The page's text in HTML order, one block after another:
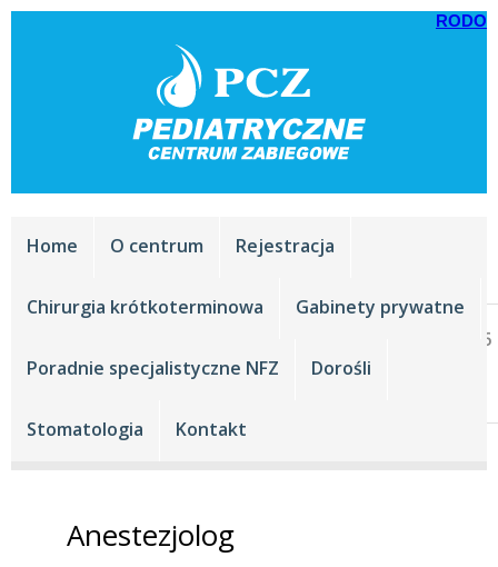
+48 33 816
44 45
Stomatologia:
RODO
Home O centrum Rejestracja
Chirurgia krótkoterminowa Gabinety prywatne
Poradnie specjalistyczne NFZ Dorośli
Stomatologia Kontakt
Anestezjolog